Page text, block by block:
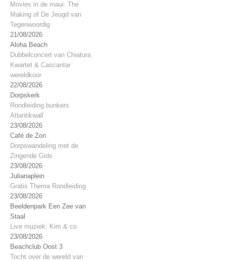
Movies in de maui: The
Making of De Jeugd van
Tegenwoordig
21/08/2026
Aloha Beach
Dubbelconcert van Chiatura
Kwartet & Cascantar
wereldkoor
22/08/2026
Dorpskerk
Rondleiding bunkers
Atlantikwall
23/08/2026
Café de Zon
Dorpswandeling met de
Zingende Gids
23/08/2026
Julianaplein
Gratis Thema Rondleiding
23/08/2026
Beeldenpark Een Zee van
Staal
Live muziek: Kim & co
23/08/2026
Beachclub Oost 3
Tocht over de wereld van